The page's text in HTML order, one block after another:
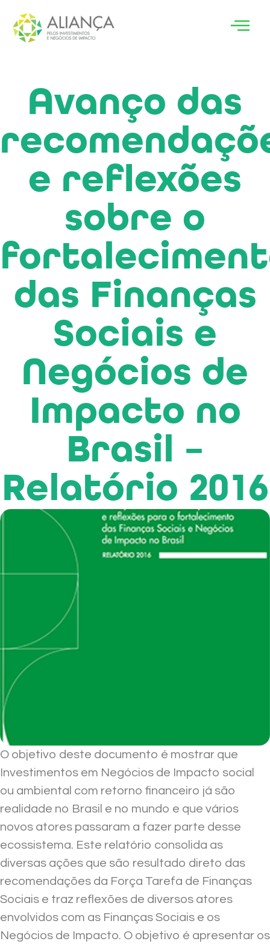
Avanço das
e reflexões
sobre o
das Finanças
Sociais e
Negócios de
Impacto no
Brasil –
Relatório 2016
O objetivo deste documento é mostrar que
Investimentos em Negócios de Impacto social
ou ambiental com retorno financeiro já são
realidade no Brasil e no mundo e que vários
novos atores passaram a fazer parte desse
ecossistema. Este relatório consolida as
diversas ações que são resultado direto das
recomendações da Força Tarefa de Finanças
Sociais e traz reflexões de diversos atores
envolvidos com as Finanças Sociais e os
Negócios de Impacto. O objetivo é apresentar os